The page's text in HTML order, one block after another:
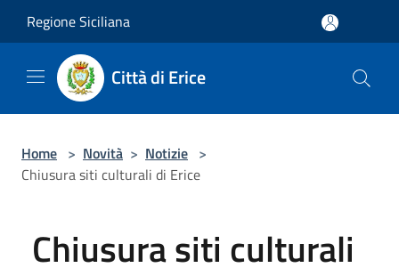
Regione Siciliana
Città di Erice
Home > Novità > Notizie >
Chiusura siti culturali di Erice
Chiusura siti culturali